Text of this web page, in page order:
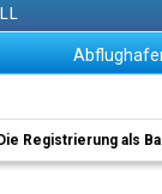
Registrierung als